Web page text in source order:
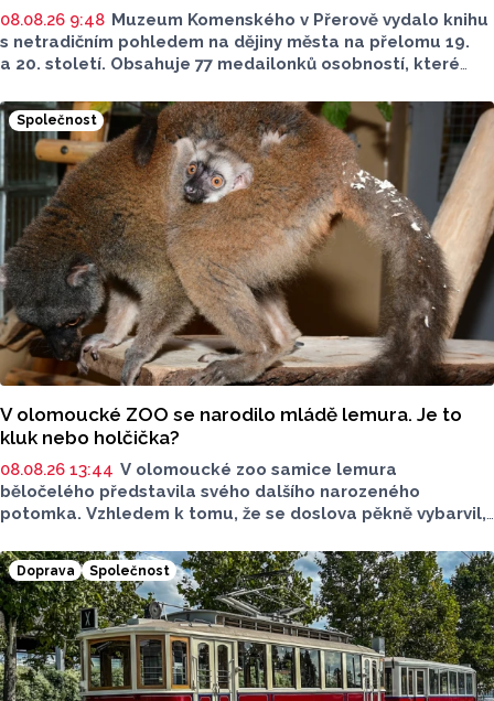
08.08.26 9:48 Muzeum Komenského v Přerově vydalo knihu
s netradičním pohledem na dějiny města na přelomu 19.
a 20. století. Obsahuje 77 medailonků osobností, které
jsou doplněny dobovými snímky. Podle autorky publikace
Šárky Krákorové Pajůrkové tomu předcházelo 13 let
pátrání po jejich osudech. Kniha vychází u příležitosti
letošního 770. výročí povýšení Přerova na královské město,
sdělila ČTK mluvčí radnice Lenka Chalupová.
Společnost
V olomoucké ZOO se narodilo mládě lemura. Je to
kluk nebo holčička?
08.08.26 13:44 V olomoucké zoo samice lemura
běločelého představila svého dalšího narozeného
potomka. Vzhledem k tomu, že se doslova pěkně vybarvil,
hnědé, případně hnědošedé, zato samci se pyšní bílým
zbarvením hlavy.
Doprava Společnost